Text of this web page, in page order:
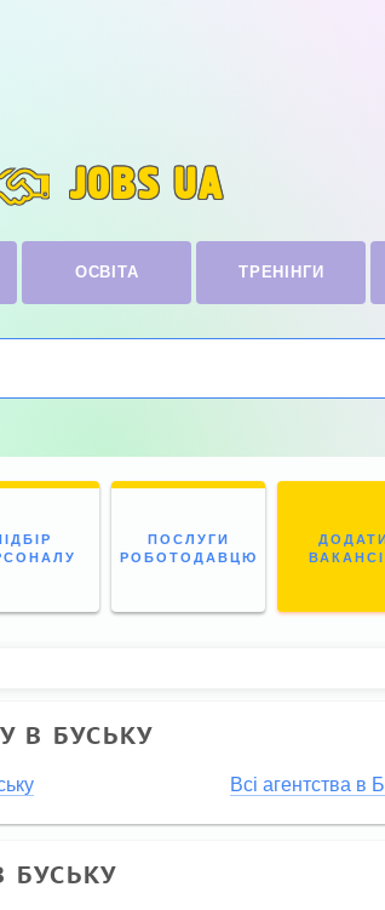
JOBS UA
ОСВІТА ТРЕНІНГИ
ПОСЛУГИ
РОБОТОДАВЦЮ
В БУСЬКУ
Всі агентства в
БУСЬКУ